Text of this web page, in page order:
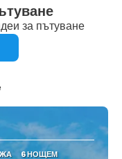
за пътуване
6 НОЩЕМ